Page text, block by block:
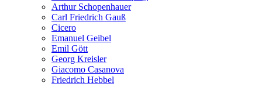
Arthur Schopenhauer
Carl Friedrich Gauß
Cicero
Emanuel Geibel
Emil Gött
Georg Kreisler
Giacomo Casanova
Friedrich Hebbel